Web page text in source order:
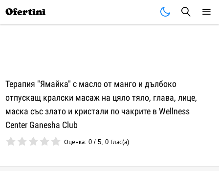
Ofertini
Терапия "Ямайка" с масло от манго и дълбоко
отпускащ кралски масаж на цяло тяло, глава, лице,
маска със злато и кристали по чакрите в Wellness
Center Ganesha Club
Оценка:0 /5,0 Глас(а)